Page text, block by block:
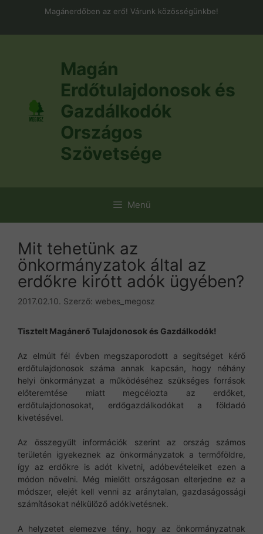
Magánerdőben az erő! Várunk közösségünkbe!
Magán
Erdőtulajdonosok és
Gazdálkodók
Országos
Szövetsége
Menü
Mit tehetünk az
önkormányzatok által az
erdőkre kirótt adók ügyében?
2017.02.10. Szerző: webes_megosz
Tisztelt Magánerő Tulajdonosok és Gazdálkodók!
Az elmúlt fél évben megszaporodott a segítséget kérő
erdőtulajdonosok száma annak kapcsán, hogy néhány
helyi önkormányzat a működéséhez szükséges források
előteremtése miatt megcélozta az erdőket,
erdőtulajdonosokat, erdőgazdálkodókat a földadó
kivetésével.
Az összegyűlt információk szerint az ország számos
területén igyekeznek az önkormányzatok a termőföldre,
így az erdőkre is adót kivetni, adóbevételeiket ezen a
módon növelni. Még mielőtt országosan elterjedne ez a
módszer, elejét kell venni az aránytalan, gazdaságossági
számításokat nélkülöző adókivetésnek.
A helyzetet elemezve tény, hogy az önkormányzatnak